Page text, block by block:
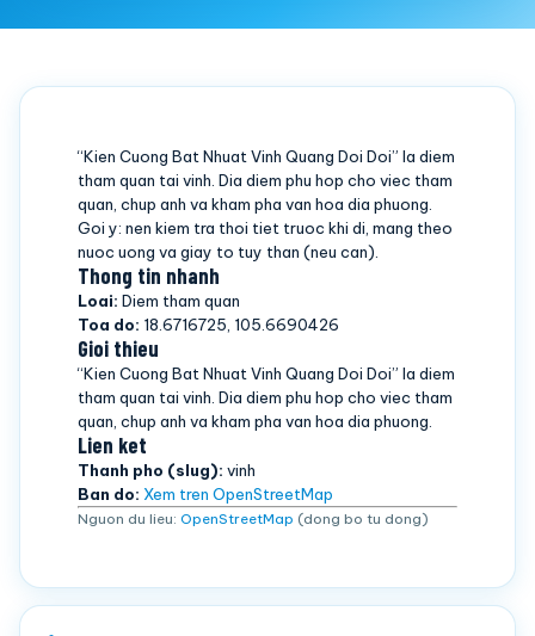
“Kien Cuong Bat Nhuat Vinh Quang Doi Doi” la diem
tham quan tai vinh. Dia diem phu hop cho viec tham
quan, chup anh va kham pha van hoa dia phuong.
Goi y: nen kiem tra thoi tiet truoc khi di, mang theo
nuoc uong va giay to tuy than (neu can).
Thong tin nhanh
Loai: Diem tham quan
Toa do: 18.6716725, 105.6690426
Gioi thieu
“Kien Cuong Bat Nhuat Vinh Quang Doi Doi” la diem
tham quan tai vinh. Dia diem phu hop cho viec tham
quan, chup anh va kham pha van hoa dia phuong.
Lien ket
Thanh pho (slug): vinh
Ban do: Xem tren OpenStreetMap
Nguon du lieu: OpenStreetMap (dong bo tu dong)